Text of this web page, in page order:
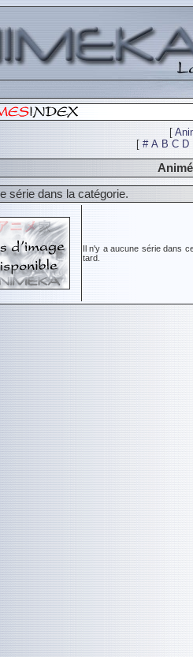
[
[ # A B C D
série dans la catégorie.
Il n'y a aucune série dans
tard.